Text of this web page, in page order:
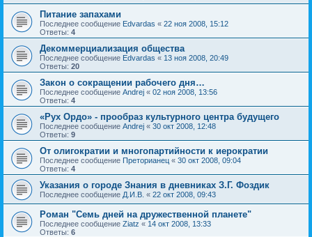
Питание запахами
Последнее сообщение Edvardas « 22 ноя 2008, 15:12
Ответы: 4
Декоммерциализация общества
Последнее сообщение Edvardas « 13 ноя 2008, 20:49
Ответы: 20
Закон о сокращении рабочего дня…
Последнее сообщение Andrej « 02 ноя 2008, 13:56
Ответы: 4
«Рух Ордо» - прообраз культурного центра будущего
Последнее сообщение Andrej « 30 окт 2008, 12:48
Ответы: 9
От олигократии и многопартийности к иерократии
Последнее сообщение Преторианец « 30 окт 2008, 09:04
Ответы: 4
Указания о городе Знания в дневниках З.Г. Фоздик
Последнее сообщение Д.И.В. « 22 окт 2008, 09:43
Роман "Семь дней на дружественной планете"
Последнее сообщение Ziatz « 14 окт 2008, 13:33
Ответы: 6